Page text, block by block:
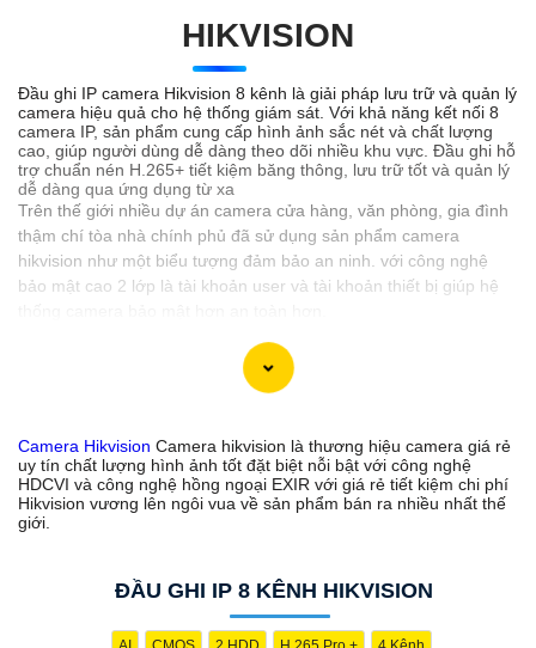
HIKVISION
Đầu ghi IP camera Hikvision 8 kênh là giải pháp lưu trữ và quản lý
camera hiệu quả cho hệ thống giám sát. Với khả năng kết nối 8
camera IP, sản phẩm cung cấp hình ảnh sắc nét và chất lượng
cao, giúp người dùng dễ dàng theo dõi nhiều khu vực. Đầu ghi hỗ
trợ chuẩn nén H.265+ tiết kiệm băng thông, lưu trữ tốt và quản lý
dễ dàng qua ứng dụng từ xa
Trên thế giới nhiều dự án camera cửa hàng, văn phòng, gia đình
thậm chí tòa nhà chính phủ đã sử dụng sản phẩm camera
hikvision như một biểu tượng đảm bảo an ninh. với công nghệ
bảo mật cao 2 lớp là tài khoản user và tài khoản thiết bị giúp hệ
hãng camera hikvision nhưng có nhiều nhà phân phối dòng sản
phẩm camera này trong đó An Thành Phát là đơn vị lắp camera
CAMERA HIKVISION GIÁ RẺ NÊN DÙNG
khó khi bạn không quá hiểu và chỉ mua sử dụng 1 vài lần, vây làm
sao để chọn những thông số camera hikvision phù hợp. sau đây
là những sản phẩm nên dùng cho những công trình dân dụng
Camera Hikvision Camera hikvision là thương hiệu camera giá rẻ
uy tín chất lượng hình ảnh tốt đặt biệt nỗi bật với công nghệ
HDCVI và công nghệ hồng ngoại EXIR với giá rẻ tiết kiệm chi phí
Hikvision vương lên ngôi vua về sản phẩm bán ra nhiều nhất thế
giới.
ĐẦU GHI IP 8 KÊNH HIKVISION